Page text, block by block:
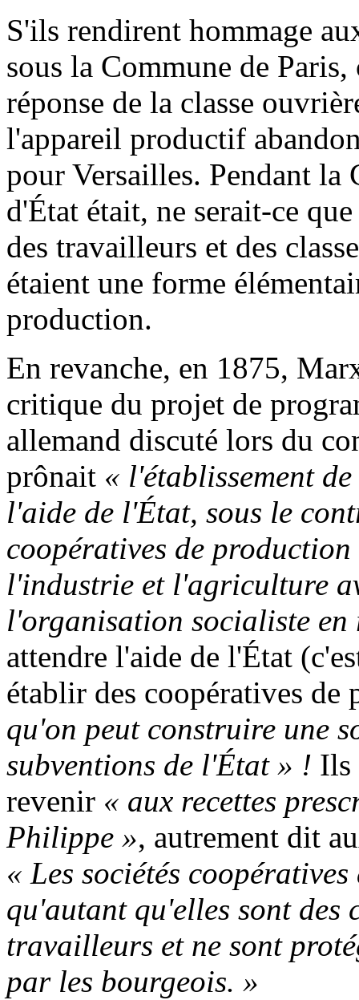
S'ils rendirent hommage
sous la Commune de
réponse de la classe
l'appareil productif
pour Versailles. Pendant
d'État était, ne serait-ce
des travailleurs et des
étaient une forme
production.
En revanche, en 1875,
critique du projet de
allemand discuté lors du
prônait « l'établissement
l'aide de l'État, sous le
coopératives de
l'industrie et l'agriculture
l'organisation socialiste
attendre l'aide de l'État
établir des coopératives
qu'on peut construire une
subventions de l'État » ! Ils
revenir « aux recettes
Philippe », autrement dit
« Les sociétés
qu'autant qu'elles sont des
travailleurs et ne sont
par les bourgeois. »